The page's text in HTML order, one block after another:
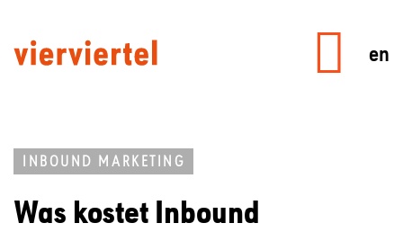
en
INBOUND MARKETING
Was kostet Inbound